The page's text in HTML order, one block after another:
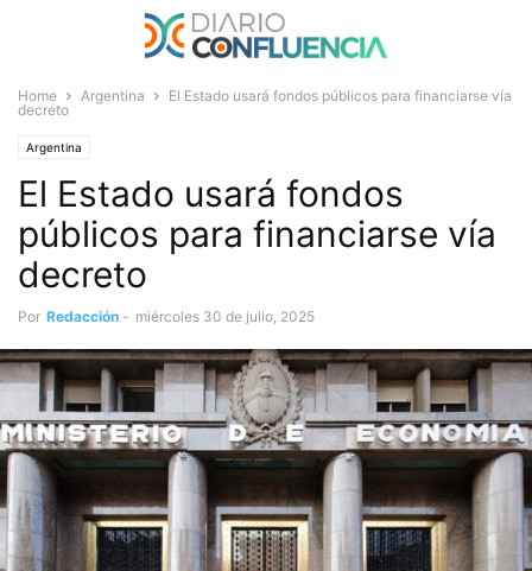
Home Argentina
El Estado usará fondos públicos para financiarse vía
decreto
Argentina
El Estado usará fondos
públicos para financiarse vía
decreto
Por Redacción - miércoles 30 de julio, 2025